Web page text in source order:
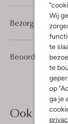
Wij
te
te
op
ga je
Beoordelingen
Bezorgen &
Ook iets